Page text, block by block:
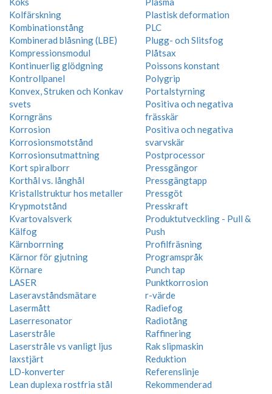
Kolfärskning
Kombinationstång
Kombinerad blåsning (LBE)
Kompressionsmodul
Kontinuerlig glödgning
Kontrollpanel
Konvex, Struken och Konkav
svets
Korngräns
Korrosion
Korrosionsmotstånd
Korrosionsutmattning
Kort spiralborr
Korthål vs. långhål
Kristallstruktur hos metaller
Krypmotstånd
Kvartovalsverk
Kälfog
Kärnborrning
Kärnor för gjutning
Körnare
LASER
Laseravståndsmätare
Lasermått
Laserresonator
Laserstråle
Laserstråle vs vanligt ljus
laxstjärt
LD-konverter
Lean duplexa rostfria stål
Plastisk deformation
PLC
Plugg- och Slitsfog
Plåtsax
Poissons konstant
Polygrip
Portalstyrning
Positiva och negativa
frässkär
Positiva och negativa
svarvskär
Postprocessor
Pressgängor
Pressgängtapp
Pressgöt
Presskraft
Produktutveckling - Pull &
Push
Profilfräsning
Programspråk
Punch tap
Punktkorrosion
r-värde
Radiefog
Radiotång
Raffinering
Rak slipmaskin
Reduktion
Referenslinje
Rekommenderad